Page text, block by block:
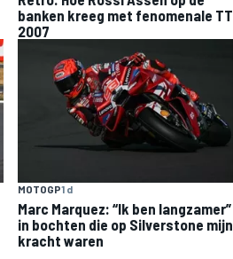
banken kreeg met fenomenale TT
2007
MOTOGP1 d
Marc Marquez: “Ik ben langzamer”
in bochten die op Silverstone mijn
kracht waren